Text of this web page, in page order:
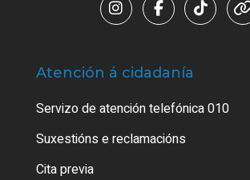
Atención á cidadanía
Servizo de atención telefónica 010
Suxestións e reclamacións
Cita previa